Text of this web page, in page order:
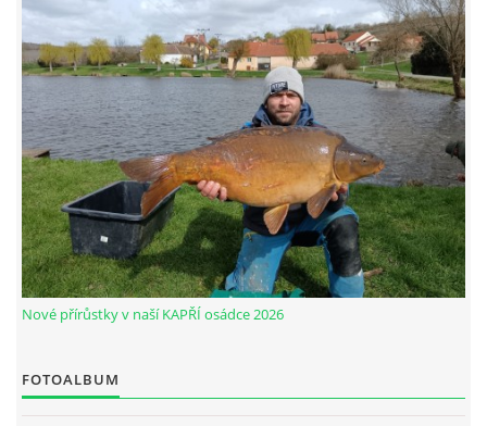
Rybářský spolek HNANICE, z.s
Okružní 10, Hnanice
669 02
IČ: 266 237 06
606408779 / 777080724
rybnikhnanice@seznam.cz
© 2026 eStránky.cz |Aktualizováno: 30. 5. 2026|Nahoru ↑
Nové přírůstky v naší KAPŘÍ osádce 2026
FOTOALBUM